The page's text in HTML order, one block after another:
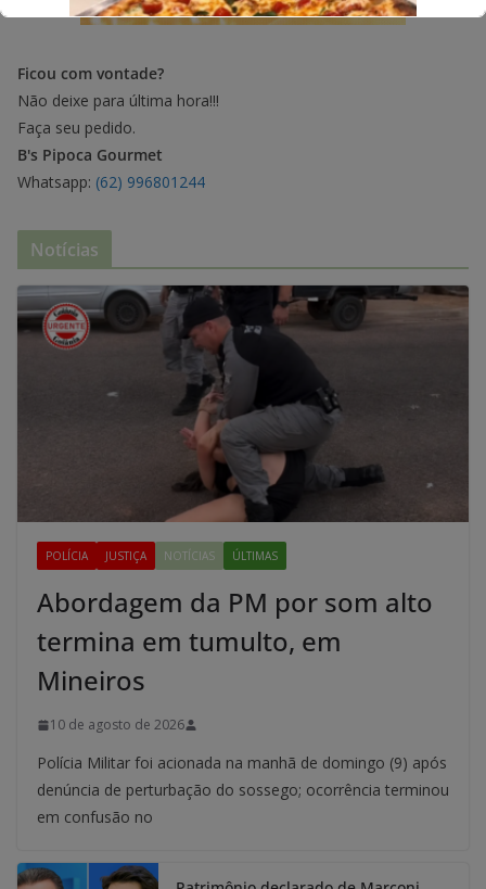
Ficou com vontade?
Não deixe para última hora!!!
Faça seu pedido.
B's Pipoca Gourmet
Whatsapp: (62) 996801244
Notícias
POLÍCIA JUSTIÇA NOTÍCIAS ÚLTIMAS
Abordagem da PM por som alto
termina em tumulto, em
Mineiros
10 de agosto de 2026
Polícia Militar foi acionada na manhã de domingo (9) após
denúncia de perturbação do sossego; ocorrência terminou
em confusão no